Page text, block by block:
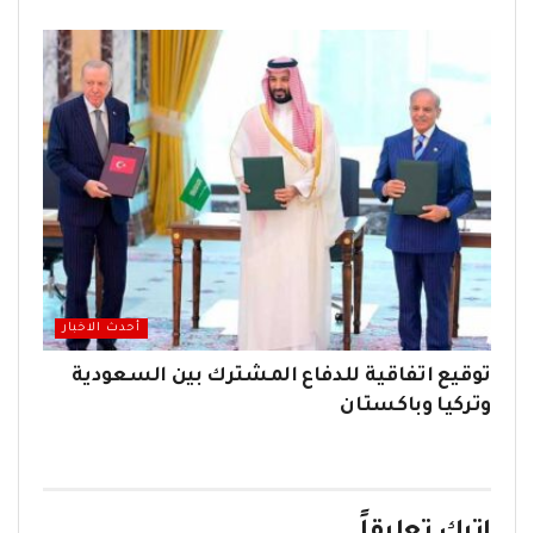
أحدث الاخبار
توقيع اتفاقية للدفاع المشترك بين السعودية
وتركيا وباكستان